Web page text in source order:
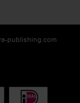
publishing.com